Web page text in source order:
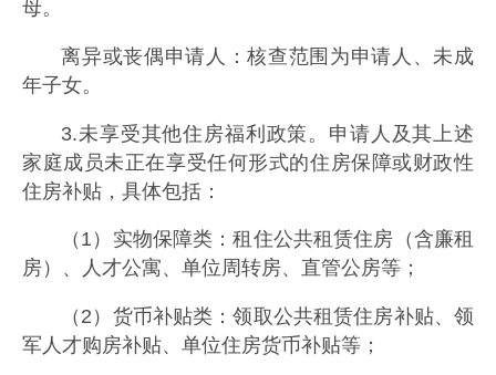
母。
离异或丧偶申请人：核查范围为申请人、未成
年子女。
3.未享受其他住房福利政策。申请人及其上述
家庭成员未正在享受任何形式的住房保障或财政性
住房补贴，具体包括：
（1）实物保障类：租住公共租赁住房（含廉租
房）、人才公寓、单位周转房、直管公房等；
（2）货币补贴类：领取公共租赁住房补贴、领
军人才购房补贴、单位住房货币补贴等；